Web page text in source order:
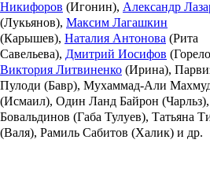
Никифоров (Игонин), Александр
(Лукьянов), Максим Лагашкин
(Карышев), Наталия Антонова (Рита
Савельева), Дмитрий Иосифов
Виктория Литвиненко (Ирина),
Пулоди (Бавр), Мухаммад-Али
(Исмаил), Один Ланд Байрон (Чарльз),
Бовальдинов (Габа Тулуев), Татьяна
(Валя), Рамиль Сабитов (Халик) и др.